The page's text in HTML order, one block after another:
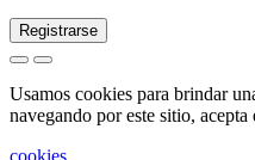
Solicitud de envío de
Solicite ser
ventas
Registrarse
Usamos cookies para brindar
navegando por este sitio, acepta